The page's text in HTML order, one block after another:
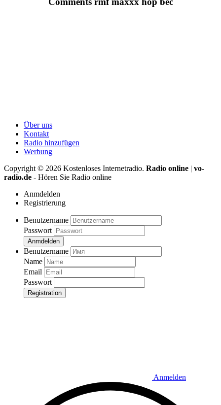
Über uns
Kontakt
Radio hinzufügen
Werbung
Copyright © 2026 Kostenloses Internetradio. Radio online | vo-
radio.de - Hören Sie Radio online
Anmdelden
Registrierung
Benutzername
Passwort
Anmdelden
Benutzername
Name
Email
Passwort
Registration
Anmelden